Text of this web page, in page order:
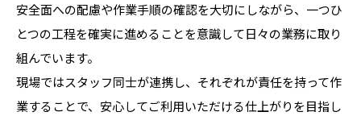
安全面への配慮や作業手順の確認を大切にしながら、一つひ
とつの工程を確実に進めることを意識して日々の業務に取り
組んでいます。
現場ではスタッフ同士が連携し、それぞれが責任を持って作
業することで、安心してご利用いただける仕上がりを目指し